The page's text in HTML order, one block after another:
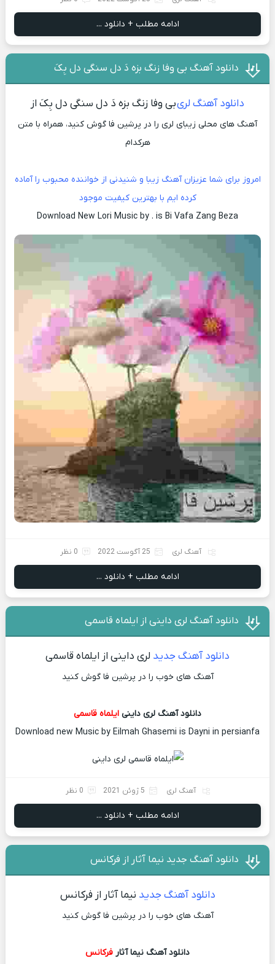
ادامه مطلب + دانلود ...
دانلود آهنگ بی وفا زنگ بزه دَ دل سنگی دل بِکَ
دانلود آهنگ لریبی وفا زنگ بزه دَ دل سنگی دل بِکَ از
آهنگ های محلی زیبای لری را در پرشین فا گوش کنید، همراه با متن
هرکدام
امروز برای شما عزیزان آهنگ زیبا و شنیدنی از خواننده محبوب را آماده
کرده ایم با بهترین کیفیت موجود
Download New Lori Music by . is Bi Vafa Zang Beza
آهنگ لری 25 آگوست 2022 0 نظر
ادامه مطلب + دانلود ...
دانلود آهنگ لری داینی از ایلماه قاسمی
دانلود آهنگجدید لری داینی از ایلماه قاسمی
آهنگ های خوب را در پرشین فا گوش کنید
دانلود آهنگ لری داینی ایلماه قاسمی
Download new Music by Eilmah Ghasemi is Dayni in persianfa
آهنگ لری 5 ژوئن 2021 0 نظر
ادامه مطلب + دانلود ...
دانلود آهنگ جدید نیما آثار از فرکانس
دانلود آهنگ جدید نیما آثار از فرکانس
آهنگ های خوب را در پرشین فا گوش کنید
دانلود آهنگ نیما آثار فرکانس